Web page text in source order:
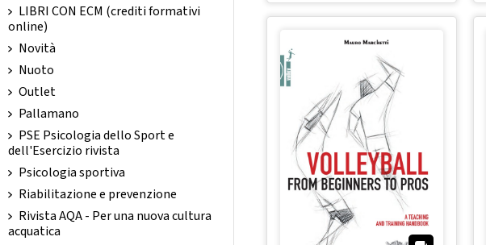
LIBRI CON ECM (crediti formativi
online)
Novità
Nuoto
Outlet
Pallamano
PSE Psicologia dello Sport e
dell'Esercizio rivista
Psicologia sportiva
Riabilitazione e prevenzione
Rivista AQA - Per una nuova cultura
acquatica